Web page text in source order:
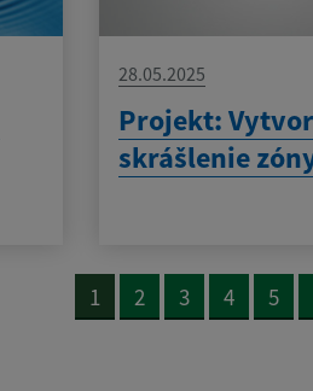
28.05.2025
Projekt:
skrášlenie
1 2 3 4 5